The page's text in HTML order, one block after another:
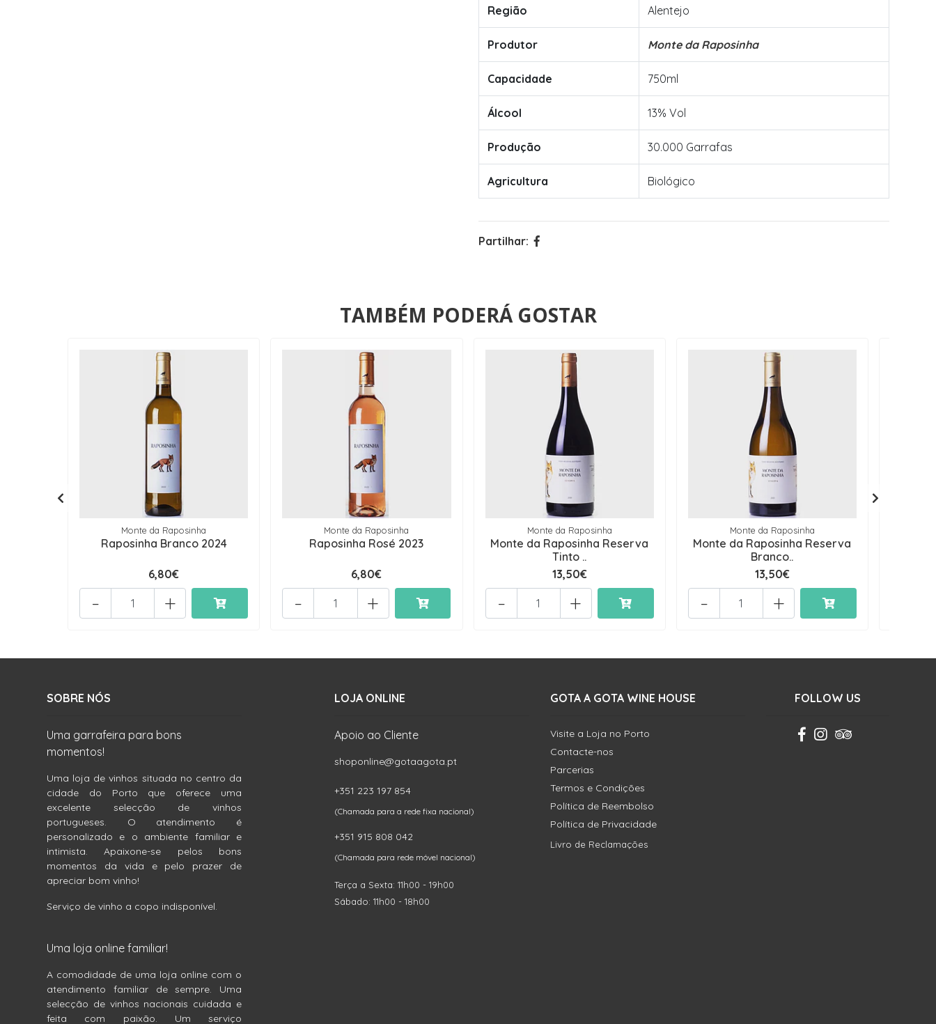
Região Alentejo
Produtor Monte da Raposinha
Capacidade 750ml
Álcool 13% Vol
Produção 30.000 Garrafas
Agricultura Biológico
Partilhar:
TAMBÉM PODERÁ GOSTAR
Monte da Raposinha
Raposinha Branco 2024
6,80€
+
-
Monte da Raposinha
Raposinha Rosé 2023
6,80€
+
-
Monte da Raposinha
Monte da Raposinha Reserva
Tinto ..
13,50€
+
-
Monte da Raposinha
Monte da Raposinha Reserva
Branco..
13,50€
+
-
SOBRE NÓS
Uma garrafeira para bons
momentos!
Uma loja de vinhos situada no centro da
cidade do Porto que oferece uma
excelente selecção de vinhos
portugueses. O atendimento é
personalizado e o ambiente familiar e
intimista. Apaixone-se pelos bons
momentos da vida e pelo prazer de
apreciar bom vinho!
Serviço de vinho a copo indisponível.
Uma loja online familiar!
A comodidade de uma loja online com o
atendimento familiar de sempre. Uma
selecção de vinhos nacionais cuidada e
feita com paixão. Um serviço
LOJA ONLINE
Apoio ao Cliente
shoponline@gotaagota.pt
+351 223 197 854
(Chamada para a rede fixa nacional)
+351 915 808 042
(Chamada para rede móvel nacional)
Terça a Sexta: 11h00 - 19h00
Sábado: 11h00 - 18h00
GOTA A GOTA WINE HOUSE
Visite a Loja no Porto
Contacte-nos
Parcerias
Termos e Condições
Política de Reembolso
Política de Privacidade
Livro de Reclamações
FOLLOW US